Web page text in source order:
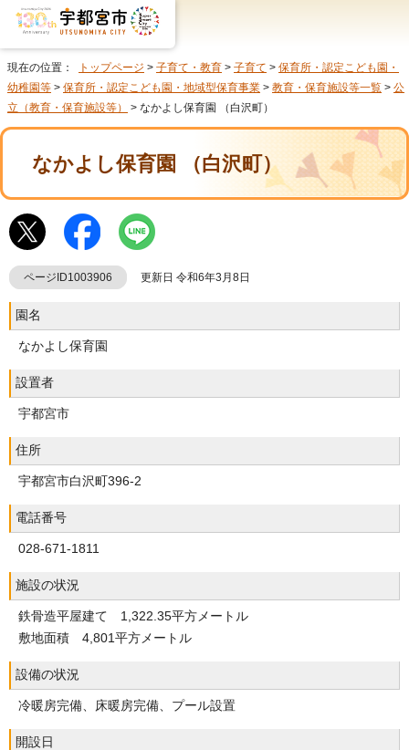
現在の位置： トップページ > 子育て・教育 > 子育て > 保育所・認定こども園・
幼稚園等 > 保育所・認定こども園・地域型保育事業 > 教育・保育施設等一覧 > 公
立（教育・保育施設等）
> なかよし保育園 （白沢町）
なかよし保育園 （白沢町）
ページID1003906 更新日 令和6年3月8日
園名
なかよし保育園
設置者
宇都宮市
住所
宇都宮市白沢町396-2
電話番号
028-671-1811
施設の状況
鉄骨造平屋建て 1,322.35平方メートル
敷地面積 4,801平方メートル
設備の状況
冷暖房完備、床暖房完備、プール設置
開設日